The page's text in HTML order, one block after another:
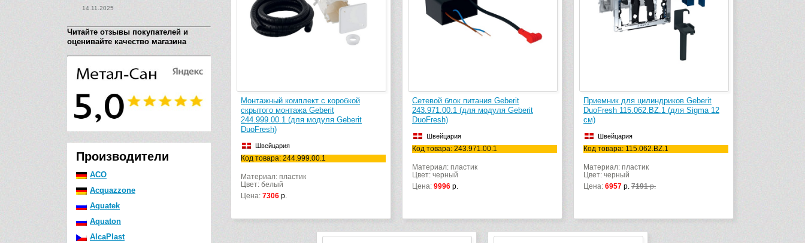
14.11.2025
Читайте отзывы покупателей и
оценивайте качество магазина
Производители
ACO
Acquazzone
Aquatek
Aquaton
AlcaPlast
Монтажный комплект с коробкой
скрытого монтажа Geberit
244.999.00.1 (для модуля Geberit
DuoFresh)
Швейцария
Код товара: 244.999.00.1
Материал: пластик
Цвет: белый
Цена: 7306 р.
Сетевой блок питания Geberit
243.971.00.1 (для модуля Geberit
DuoFresh)
Швейцария
Код товара: 243.971.00.1
Материал: пластик
Цвет: черный
Цена: 9996 р.
Приемник для цилиндриков Geberit
DuoFresh 115.062.BZ.1 (для Sigma 12
см)
Швейцария
Код товара: 115.062.BZ.1
Материал: пластик
Цвет: черный
Цена: 6957 р. 7191р.